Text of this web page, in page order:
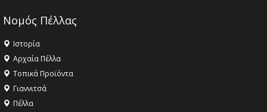
Νομός Πέλλας
Ιστορία
Αρχαία Πέλλα
Τοπικά Προϊόντα
Γιαννιτσά
Πέλλα